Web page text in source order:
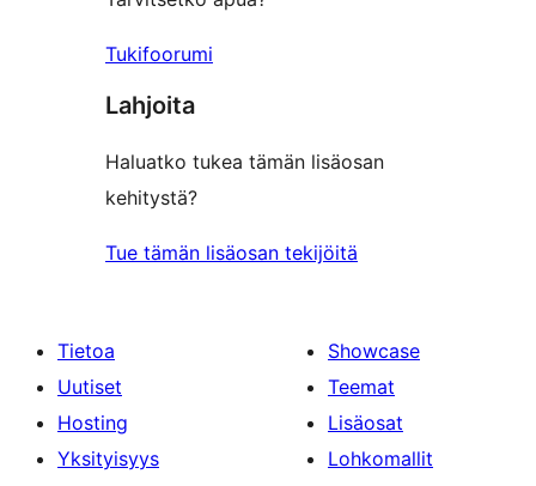
Tukifoorumi
Lahjoita
Haluatko tukea tämän lisäosan
kehitystä?
Tue tämän lisäosan tekijöitä
Tietoa
Uutiset
Hosting
Yksityisyys
Showcase
Teemat
Lisäosat
Lohkomallit